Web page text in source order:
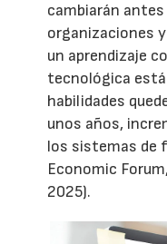
cambiarán
organizaciones
un aprendizaje
tecnológica
habilidades
unos años,
los sistemas de
Economic
2025).